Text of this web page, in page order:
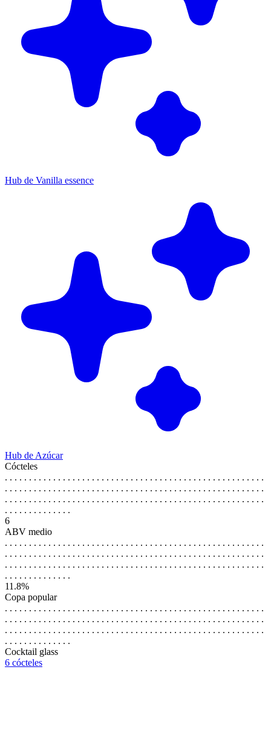
Hub de Vanilla essence
Hub de Azúcar
Cócteles
. . . . . . . . . . . . . . . . . . . . . . . . . . . . . . . . . . . . . . . . . . . . . . . . . . . . . .
. . . . . . . . . . . . . . . . . . . . . . . . . . . . . . . . . . . . . . . . . . . . . . . . . . . . . .
. . . . . . . . . . . . . . . . . . . . . . . . . . . . . . . . . . . . . . . . . . . . . . . . . . . . . .
. . . . . . . . . . . . . .
6
ABV medio
. . . . . . . . . . . . . . . . . . . . . . . . . . . . . . . . . . . . . . . . . . . . . . . . . . . . . .
. . . . . . . . . . . . . . . . . . . . . . . . . . . . . . . . . . . . . . . . . . . . . . . . . . . . . .
. . . . . . . . . . . . . . . . . . . . . . . . . . . . . . . . . . . . . . . . . . . . . . . . . . . . . .
. . . . . . . . . . . . . .
11.8%
Copa popular
. . . . . . . . . . . . . . . . . . . . . . . . . . . . . . . . . . . . . . . . . . . . . . . . . . . . . .
. . . . . . . . . . . . . . . . . . . . . . . . . . . . . . . . . . . . . . . . . . . . . . . . . . . . . .
. . . . . . . . . . . . . . . . . . . . . . . . . . . . . . . . . . . . . . . . . . . . . . . . . . . . . .
. . . . . . . . . . . . . .
Cocktail glass
6 cócteles